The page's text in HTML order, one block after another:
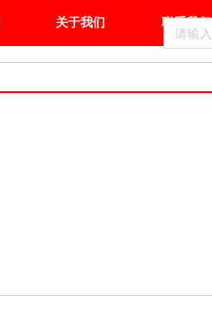
关于我们 联系我们